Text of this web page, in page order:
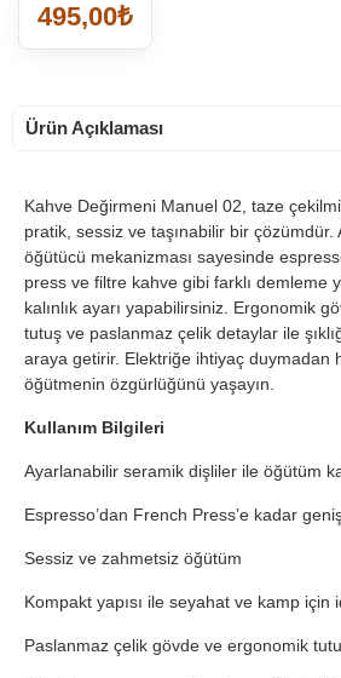
495,00₺
Ürün Açıklaması
Kahve Değirmeni Manuel 02, taze
pratik, sessiz ve taşınabilir bir
öğütücü mekanizması sayesinde
press ve filtre kahve gibi farklı demleme
kalınlık ayarı yapabilirsiniz. Ergonomik
tutuş ve paslanmaz çelik detaylar ile
araya getirir. Elektriğe ihtiyaç duymadan
öğütmenin özgürlüğünü yaşayın.
Kullanım Bilgileri
Ayarlanabilir seramik dişliler ile öğütüm
Espresso’dan French Press’e kadar
Sessiz ve zahmetsiz öğütüm
Kompakt yapısı ile seyahat ve kamp için
Paslanmaz çelik gövde ve ergonomik